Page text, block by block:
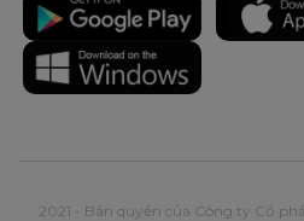
2021 - Bản quyền của Công ty Cổ